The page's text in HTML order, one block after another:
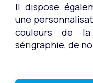
Il dispose
une
couleurs de
sérigraphie, de